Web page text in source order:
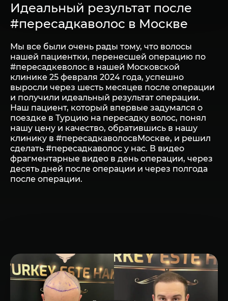
Идеальный результат после
#пересадкаволос в Москве
Мы все были очень рады тому, что волосы
нашей пациентки, перенесшей операцию по
#пересадкеволос в нашей Московской
клинике 25 февраля 2024 года, успешно
выросли через шесть месяцев после операции
и получили идеальный результат операции.
Наш пациент, который впервые задумался о
поездке в Турцию на пересадку волос, понял
нашу цену и качество, обратившись в нашу
клинику в #пересадкаволосвМоскве, и решил
сделать #пересадкаволос у нас. В видео
фрагментарные видео в день операции, через
десять дней после операции и через полгода
после операции.